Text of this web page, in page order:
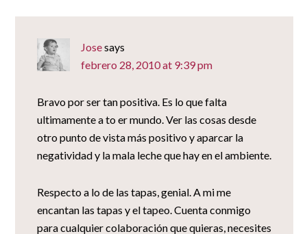
Josesays
febrero 28, 2010 at 9:39 pm
Bravo por ser tan positiva. Es lo que falta
ultimamente a to er mundo. Ver las cosas desde
otro punto de vista más positivo y aparcar la
negatividad y la mala leche que hay en el ambiente.
Respecto a lo de las tapas, genial. A mi me
encantan las tapas y el tapeo. Cuenta conmigo
para cualquier colaboración que quieras, necesites